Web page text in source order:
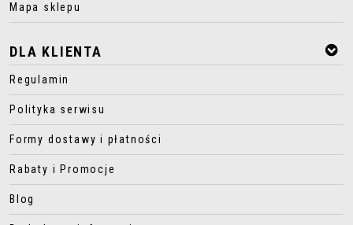
Mapa sklepu
DLA KLIENTA
Regulamin
Polityka serwisu
Formy dostawy i płatności
Rabaty i Promocje
Blog